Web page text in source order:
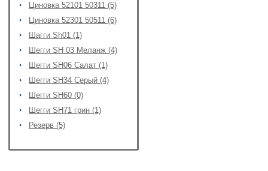
Циновка 52101 50311 (5)
Циновка 52301 50511 (6)
Шагги Sh01 (1)
Шегги SH 03 Меланж (4)
Шегги SH06 Салат (1)
Шегги SH34 Серый (4)
Шегги SH60 (0)
Шегги SH71 грин (1)
Резерв (5)